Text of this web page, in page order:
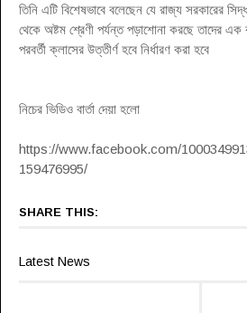
তিনি এটি বিশেষভাবে বলেছেন যে রাজ্য সরকারের
থেকে অষ্টম শ্রেণী পর্যন্ত পড়াশোনা করছে তাদের এক
পরবর্তী ক্লাসের উত্তীর্ণ হবে নির্ধারণ করা হবে
নিচের ভিডিও বার্তা দেয়া হলো
https://www.facebook.com/
159476995/
SHARE THIS:
Latest News